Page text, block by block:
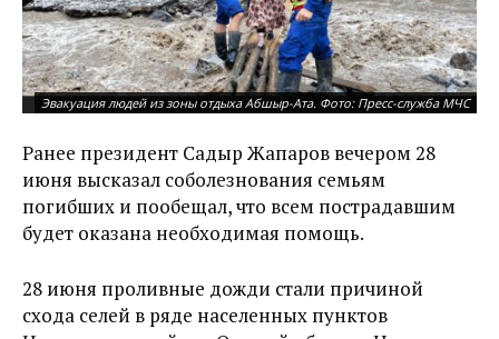
Эвакуация людей из зоны отдыха Абшыр-Ата. Фото: Пресс-служба МЧС
Ранее президент Садыр Жапаров вечером 28
июня высказал соболезнования семьям
погибших и пообещал, что всем пострадавшим
будет оказана необходимая помощь.
28 июня проливные дожди стали причиной
схода селей в ряде населенных пунктов